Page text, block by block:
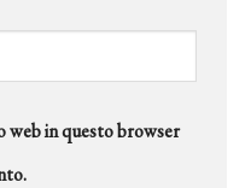
web in questo browser